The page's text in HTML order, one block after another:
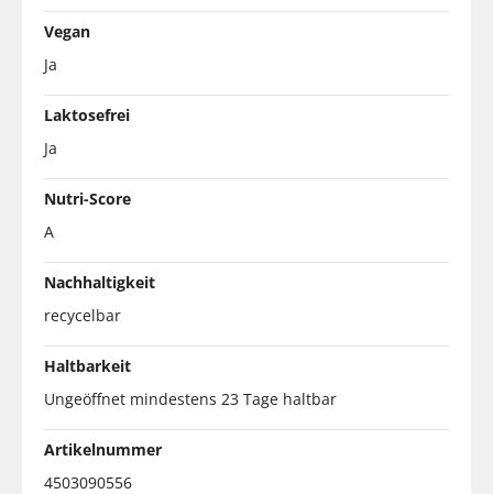
Vegan
Ja
Laktosefrei
Ja
Nutri-Score
A
Nachhaltigkeit
recycelbar
Haltbarkeit
Ungeöffnet mindestens 23 Tage haltbar
Artikelnummer
4503090556